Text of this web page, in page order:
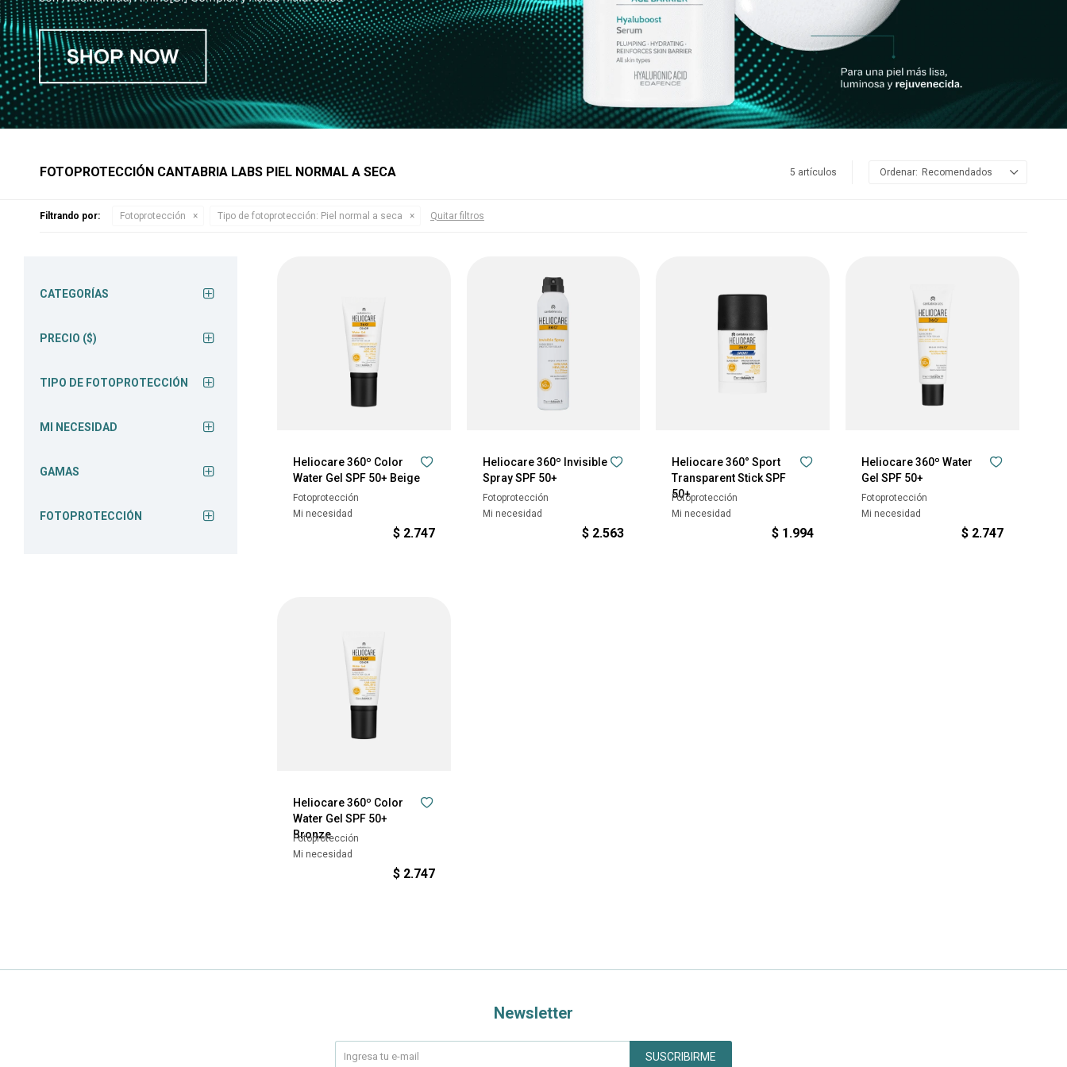
FOTOPROTECCIÓN CANTABRIA LABS PIEL NORMAL A SECA 5 artículos Recomendados
Filtrando por: Fotoprotección Tipo de fotoprotección: Piel normal a seca Quitar filtros
Heliocare 360º Color
Water Gel SPF 50+ Beige
Fotoprotección
Mi necesidad
$ 2.747
Heliocare 360º Invisible
Spray SPF 50+
Fotoprotección
Mi necesidad
$ 2.563
Heliocare 360° Sport
Transparent Stick SPF
50+
Fotoprotección
Mi necesidad
$ 1.994
Heliocare 360º Water
Gel SPF 50+
Fotoprotección
Mi necesidad
$ 2.747
Heliocare 360º Color
Water Gel SPF 50+
Bronze
Fotoprotección
Mi necesidad
$ 2.747
CATEGORÍAS
PRECIO ($)
TIPO DE FOTOPROTECCIÓN
MI NECESIDAD
GAMAS
FOTOPROTECCIÓN
Newsletter
SUSCRIBIRME